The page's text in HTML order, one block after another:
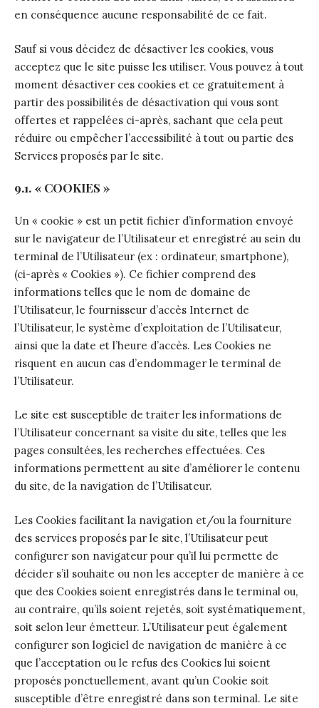
en conséquence aucune responsabilité de ce fait.
Sauf si vous décidez de désactiver les cookies, vous
acceptez que le site puisse les utiliser. Vous pouvez à tout
moment désactiver ces cookies et ce gratuitement à
partir des possibilités de désactivation qui vous sont
offertes et rappelées ci-après, sachant que cela peut
réduire ou empêcher l’accessibilité à tout ou partie des
Services proposés par le site.
9.1. « COOKIES »
Un « cookie » est un petit fichier d’information envoyé
sur le navigateur de l’Utilisateur et enregistré au sein du
terminal de l’Utilisateur (ex : ordinateur, smartphone),
(ci-après « Cookies »). Ce fichier comprend des
informations telles que le nom de domaine de
l’Utilisateur, le fournisseur d’accès Internet de
l’Utilisateur, le système d’exploitation de l’Utilisateur,
ainsi que la date et l’heure d’accès. Les Cookies ne
risquent en aucun cas d’endommager le terminal de
l’Utilisateur.
Le site est susceptible de traiter les informations de
l’Utilisateur concernant sa visite du site, telles que les
pages consultées, les recherches effectuées. Ces
informations permettent au site d’améliorer le contenu
du site, de la navigation de l’Utilisateur.
Les Cookies facilitant la navigation et/ou la fourniture
des services proposés par le site, l’Utilisateur peut
configurer son navigateur pour qu’il lui permette de
décider s’il souhaite ou non les accepter de manière à ce
que des Cookies soient enregistrés dans le terminal ou,
au contraire, qu’ils soient rejetés, soit systématiquement,
soit selon leur émetteur. L’Utilisateur peut également
configurer son logiciel de navigation de manière à ce
que l’acceptation ou le refus des Cookies lui soient
proposés ponctuellement, avant qu’un Cookie soit
susceptible d’être enregistré dans son terminal. Le site